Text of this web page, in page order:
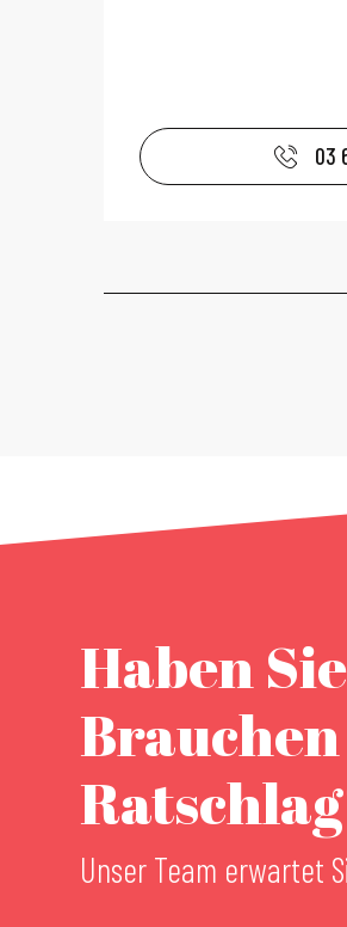
03
Haben
Unser Team erwartet